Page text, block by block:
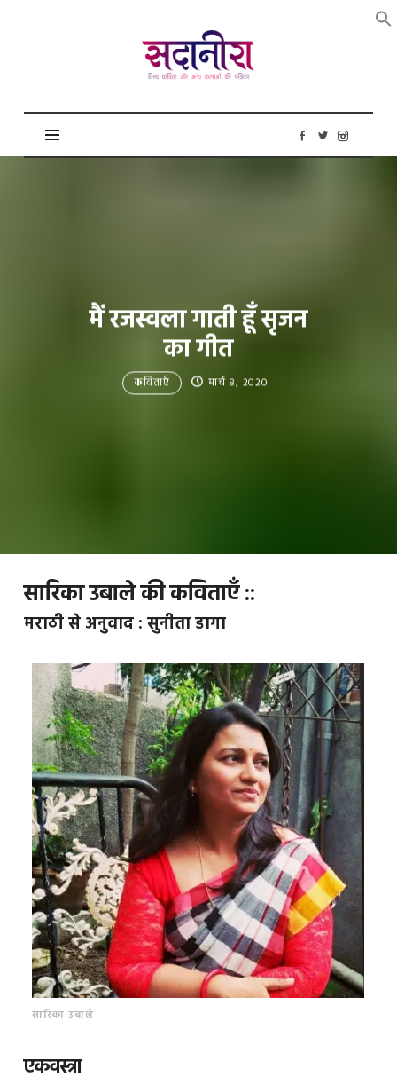
सदानीरा
मैं रजस्वला गाती हूँ सृजन
का गीत
कविताएँ मार्च 8, 2020
सारिका उबाले की कविताएँ ::
मराठी से अनुवाद : सुनीता डागा
सारिका उबाले
एकवस्त्रा